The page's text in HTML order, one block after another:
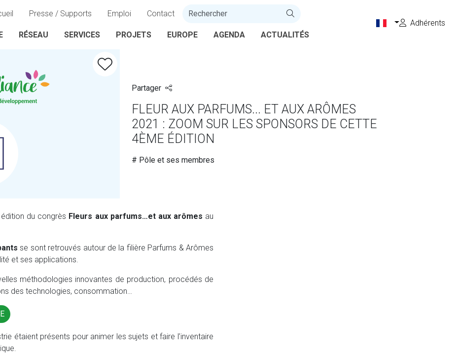
Presse / Supports Emploi Contact
RÉSEAU SERVICES PROJETS EUROPE AGENDA ACTUALITÉS
Adhérents
Partager
FLEUR AUX PARFUMS... ET AUX ARÔMES
2021 : ZOOM SUR LES SPONSORS DE CETTE
4ÈME ÉDITION
# Pôle et ses membres
du congrès Fleurs aux parfums…et aux arômes au
se sont retrouvés autour de la filière Parfums & Arômes
et ses applications.
méthodologies innovantes de production, procédés de
des technologies, consommation…
étaient présents pour animer les sujets et faire l’inventaire